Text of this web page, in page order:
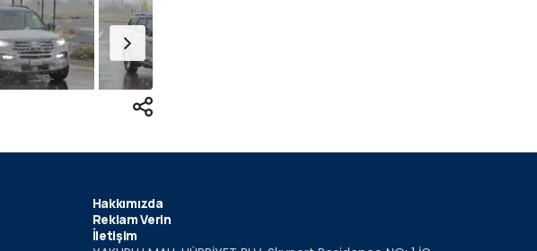
Hakkımızda
Reklam Verin
İletişim